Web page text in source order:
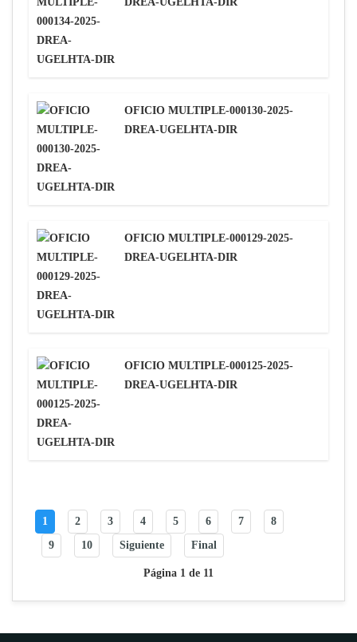
OFICIO MULTIPLE-000130-2025-
DREA-UGELHTA-DIR
OFICIO MULTIPLE-000129-2025-
DREA-UGELHTA-DIR
OFICIO MULTIPLE-000125-2025-
DREA-UGELHTA-DIR
1 2 3 4 5 6 7
8
9
10 Siguiente Final
Página 1 de 11